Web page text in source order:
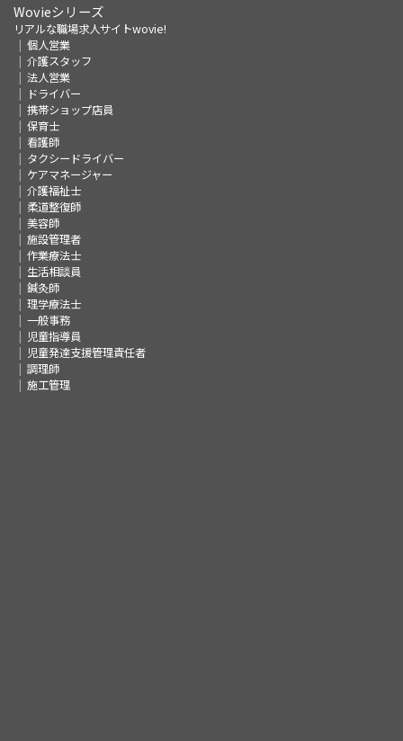
Wovieシリーズ
リアルな職場求人サイトwovie!
個人営業
介護スタッフ
法人営業
ドライバー
携帯ショップ店員
保育士
看護師
タクシードライバー
ケアマネージャー
介護福祉士
柔道整復師
美容師
施設管理者
作業療法士
生活相談員
鍼灸師
理学療法士
一般事務
児童指導員
児童発達支援管理責任者
調理師
施工管理